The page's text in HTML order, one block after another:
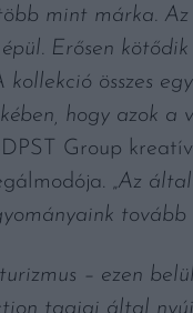
mint márka. Az
Erősen
összes
hogy azok a
Group
„Az
tovább
– ezen